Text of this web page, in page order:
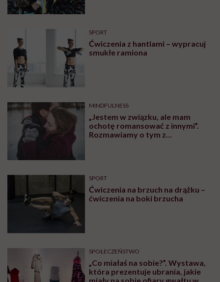
SPORT
Ćwiczenia z hantlami – wypracuj
smukłe ramiona
MINDFULNESS
„Jestem w związku, ale mam
ochotę romansować z innymi”.
Rozmawiamy o tym z
SPORT
Ćwiczenia na brzuch na drążku –
ćwiczenia na boki brzucha
SPOŁECZEŃSTWO
„Co miałaś na sobie?”. Wystawa,
która prezentuje ubrania, jakie